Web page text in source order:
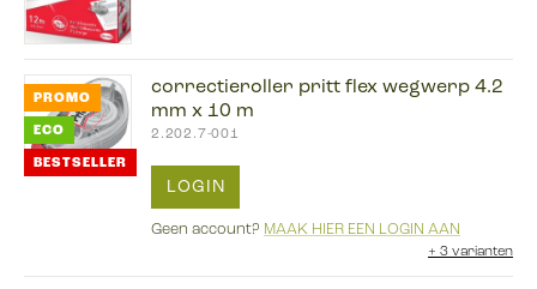
PROMO
ECO
BESTSELLER
correctieroller pritt flex wegwerp 4.2
mm x 10 m
2.202.7-001
LOGIN
Geen account? MAAK HIER EEN LOGIN AAN
+ 3 varianten